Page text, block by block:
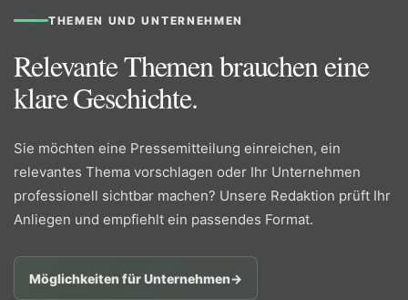
THEMEN UND UNTERNEHMEN
Relevante Themen brauchen eine
klare Geschichte.
Sie möchten eine Pressemitteilung einreichen, ein
relevantes Thema vorschlagen oder Ihr Unternehmen
professionell sichtbar machen? Unsere Redaktion prüft Ihr
Anliegen und empfiehlt ein passendes Format.
Möglichkeiten für Unternehmen→